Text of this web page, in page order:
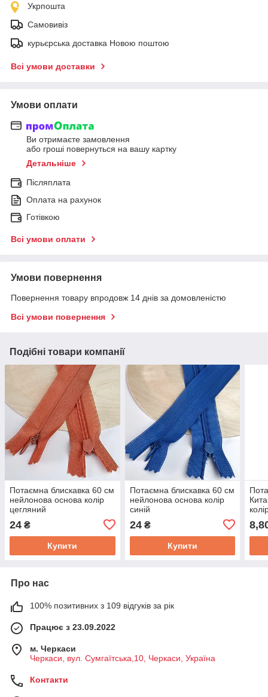
Укрпошта
Самовивіз
курьєрська доставка Новою поштою
Всі умови доставки
Умови оплати
Ви отримаєте замовлення
або гроші повернуться на вашу картку
Детальніше
Післяплата
Оплата на рахунок
Готівкою
Всі умови оплати
Умови повернення
Повернення товару впродовж 14 днів за домовленістю
Всі умови повернення
Подібні товари компанії
Потаємна блискавка 60 см
нейлонова основа колір
цегляний
24 ₴
Купити
Потаємна блискавка 60 см
нейлонова основа колір
синій
24₴
Купити
Про нас
100% позитивних з 109 відгуків за рік
Працює з 23.09.2022
м. Черкаси
Черкаси, вул. Сумгаїтська,10, Черкаси, Україна
Контакти